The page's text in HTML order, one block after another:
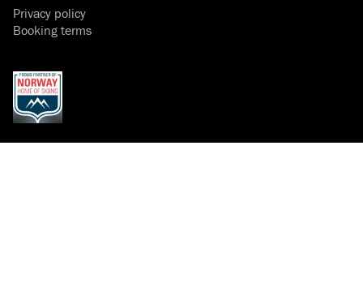
Privacy policy
Booking terms